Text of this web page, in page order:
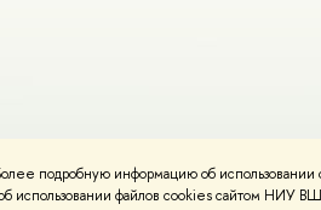
подробную информацию об
использовании файлов cookies сайтом НИУ
Карта сайта